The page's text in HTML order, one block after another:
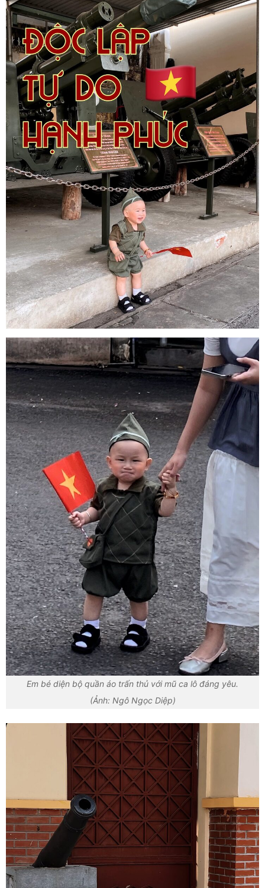
Em bé diện bộ quần áo trấn thủ với mũ ca lô đáng yêu.
(Ảnh: Ngô Ngọc Diệp)